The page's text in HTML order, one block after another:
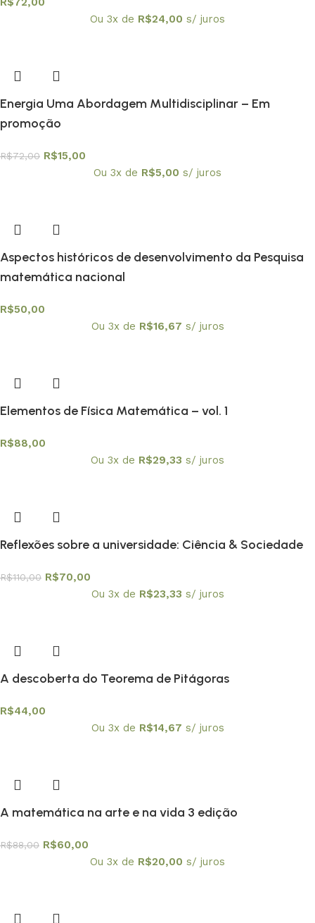
Ou 3x de R$24,00 s/ juros
Energia Uma Abordagem Multidisciplinar – Em
promoção
R$72,00 R$15,00
Ou 3x de R$5,00 s/ juros
Aspectos históricos de desenvolvimento da Pesquisa
matemática nacional
R$50,00
Ou 3x de R$16,67 s/ juros
Elementos de Física Matemática – vol. 1
R$88,00
Ou 3x de R$29,33 s/ juros
Reflexões sobre a universidade: Ciência & Sociedade
R$110,00 R$70,00
Ou 3x de R$23,33 s/ juros
A descoberta do Teorema de Pitágoras
R$44,00
Ou 3x de R$14,67 s/ juros
A matemática na arte e na vida 3 edição
R$88,00 R$60,00
Ou 3x de R$20,00 s/ juros